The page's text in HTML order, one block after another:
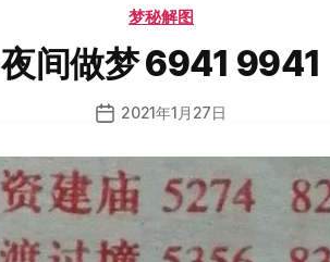
分
梦秘解图
夜间做梦 6941 9941
发
日
期
2021年1月27日